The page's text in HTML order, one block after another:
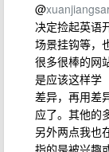
@
决定捡起英语
场景挂钩等，
很多很棒的网
是应该这样学
差异，再用差
应了。其他的
另外两点我也
指的是被兴趣